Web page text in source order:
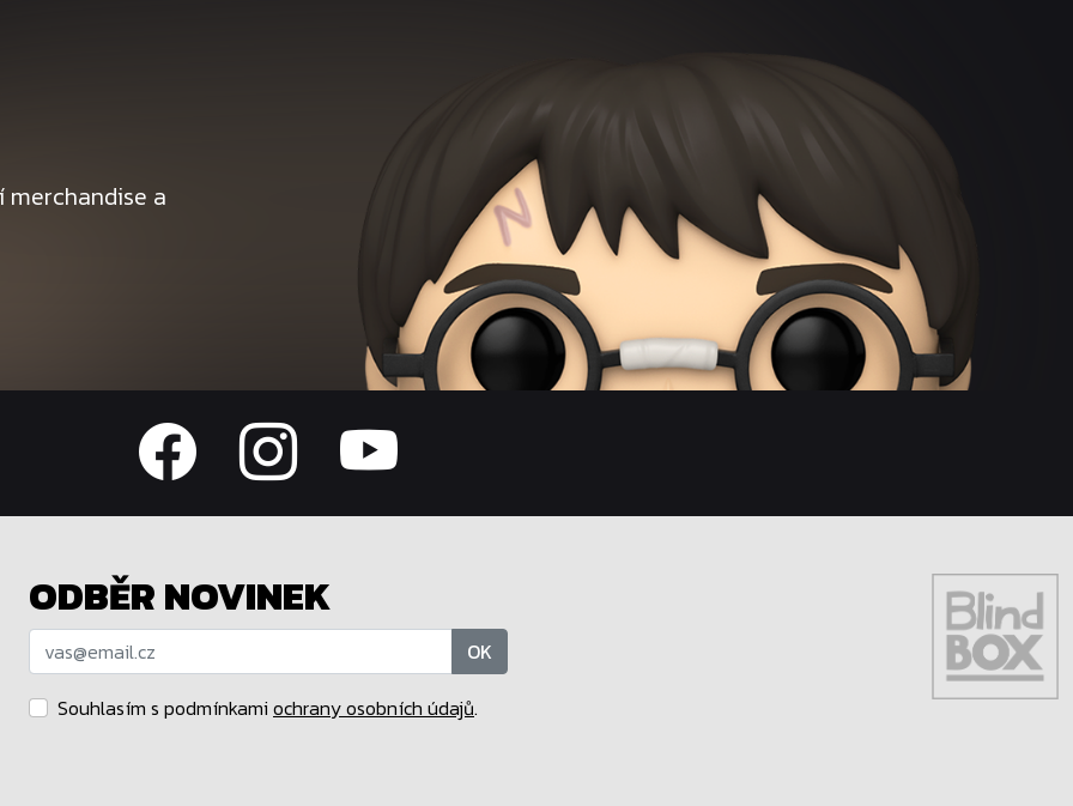
a
ODBĚR NOVINEK
OK
Souhlasím s podmínkami ochrany osobních údajů.